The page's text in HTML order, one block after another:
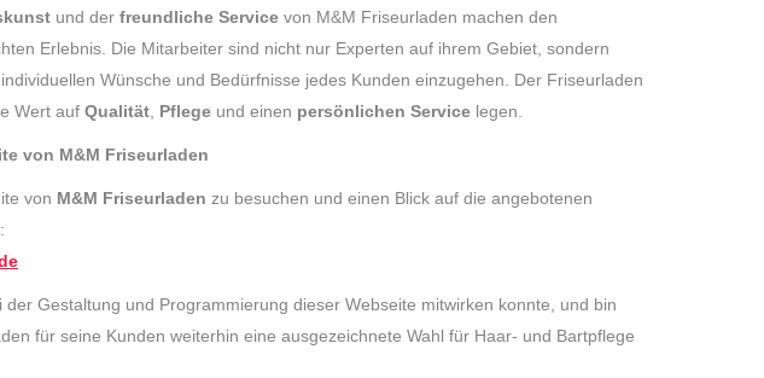
und der freundliche Service von M&M Friseurladen machen den
Erlebnis. Die Mitarbeiter sind nicht nur Experten auf ihrem Gebiet, sondern
Wünsche und Bedürfnisse jedes Kunden einzugehen. Der Friseurladen
Wert auf Qualität Pflege und einen persönlichen Service legen.
von M&M Friseurladen
von M&M Friseurladen zu besuchen und einen Blick auf die angebotenen
der Gestaltung und Programmierung dieser Webseite mitwirken konnte, und bin
für seine Kunden weiterhin eine ausgezeichnete Wahl für Haar- und Bartpflege